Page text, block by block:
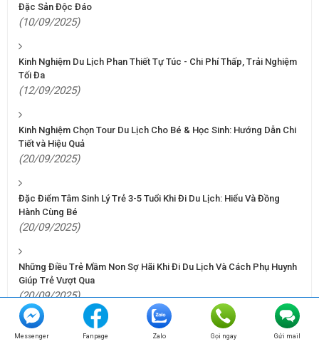
Đặc Sản Độc Đáo
(10/09/2025)
Kinh Nghiệm Du Lịch Phan Thiết Tự Túc - Chi Phí Thấp, Trải Nghiệm
Tối Đa
(12/09/2025)
Kinh Nghiệm Chọn Tour Du Lịch Cho Bé & Học Sinh: Hướng Dẫn Chi
Tiết và Hiệu Quả
(20/09/2025)
Đặc Điểm Tâm Sinh Lý Trẻ 3-5 Tuổi Khi Đi Du Lịch: Hiểu Và Đồng
Hành Cùng Bé
(20/09/2025)
Những Điều Trẻ Mầm Non Sợ Hãi Khi Đi Du Lịch Và Cách Phụ Huynh
Giúp Trẻ Vượt Qua
(20/09/2025)
Phát Triển Kỹ Năng Giao Tiếp Qua Tour: Bí Quyết Từ Những Trải
Messenger Fanpage Zalo Gọi ngay Gửi mail